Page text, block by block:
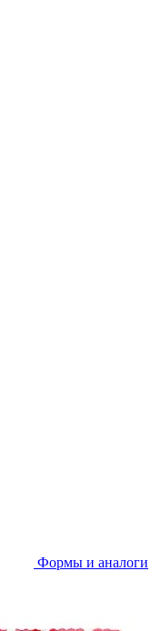
Формы и аналоги